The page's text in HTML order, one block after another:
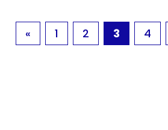
« 1 2 3 4